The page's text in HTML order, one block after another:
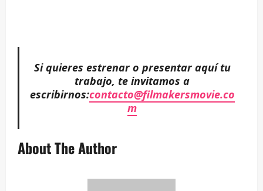
Si quieres estrenar o presentar aquí tu
trabajo, te invitamos a
escribirnos:contacto@filmakersmovie.co
m
About The Author